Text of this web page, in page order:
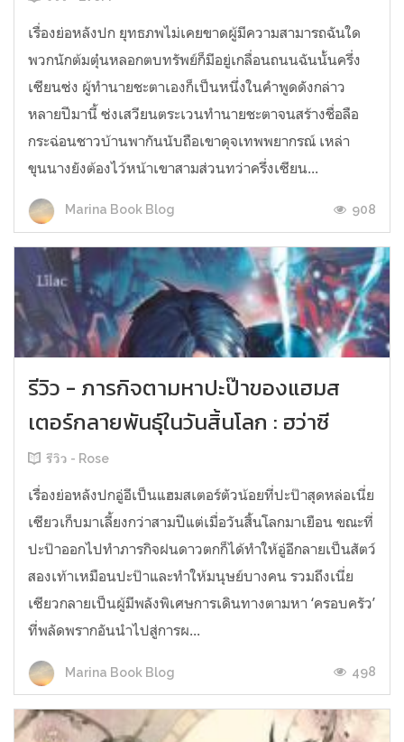
เรื่องย่อหลังปก ยุทธภพไม่เคยขาดผู้มีความสามารถฉันใด
พวกนักต้มตุ๋นหลอกตบทรัพย์ก็มีอยู่เกลื่อนถนนฉันนั้นครึ่ง
เซียนซ่ง ผู้ทำนายชะตาเองก็เป็นหนึ่งในคำพูดดังกล่าว
หลายปีมานี้ ซ่งเสวียนตระเวนทำนายชะตาจนสร้างชื่อลือ
กระฉ่อนชาวบ้านพากันนับถือเขาดุจเทพพยากรณ์ เหล่า
ขุนนางยังต้องไว้หน้าเขาสามส่วนทว่าครึ่งเซียน...
Marina Book Blog 908
รีวิว - ภารกิจตามหาปะป๊าของแฮมส
เตอร์กลายพันธุ์ในวันสิ้นโลก : ฮว่าซี
รีวิว - Rose
เรื่องย่อหลังปกอู่อีเป็นแฮมสเตอร์ตัวน้อยที่ปะป๊าสุดหล่อเนี่ย
เซียวเก็บมาเลี้ยงกว่าสามปีแต่เมื่อวันสิ้นโลกมาเยือน ขณะที่
ปะป๊าออกไปทำภารกิจฝนดาวตกก็ได้ทำให้อู่อีกลายเป็นสัตว์
สองเท้าเหมือนปะป๊าและทำให้มนุษย์บางคน รวมถึงเนี่ย
เซียวกลายเป็นผู้มีพลังพิเศษการเดินทางตามหา ‘ครอบครัว’
ที่พลัดพรากอันนำไปสู่การผ...
Marina Book Blog 498